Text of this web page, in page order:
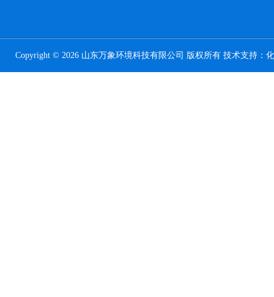
Copyright © 2026 山东万象环境科技有限公司 版权所有 技术支持：